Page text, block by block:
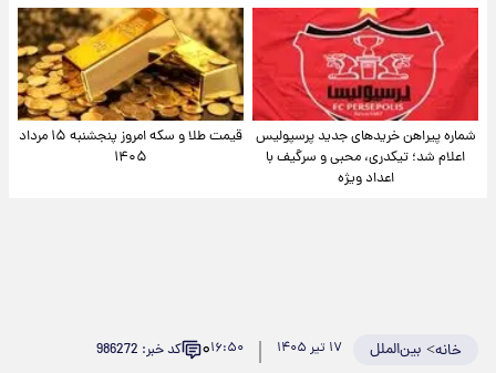
شماره پیراهن خریدهای جدید پرسپولیس
اعلام شد؛ تیکدری، محبی و سرگیف با
اعداد ویژه
قیمت طلا و سکه امروز پنجشنبه ۱۵ مرداد
۱۴۰۵
خانه> بین‌الملل ۱۷ تیر ۱۴۰۵ ۱۶:۵۰۰ کد خبر: 986272